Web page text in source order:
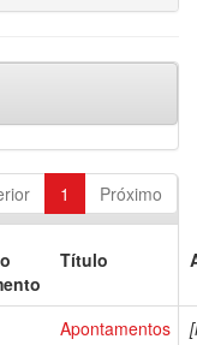
1 Próximo
Título
Apontamentos